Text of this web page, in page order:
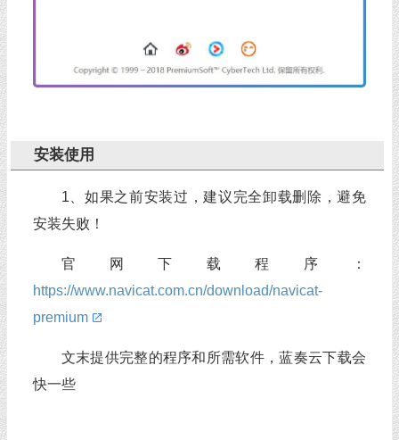
安装使用
1、如果之前安装过，建议完全卸载删除，避免
安装失败！
官网下载程序：
https://www.navicat.com.cn/download/navicat-
premium
文末提供完整的程序和所需软件，蓝奏云下载会
快一些